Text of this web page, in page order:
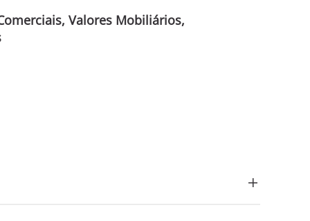
Valores Mobiliários,